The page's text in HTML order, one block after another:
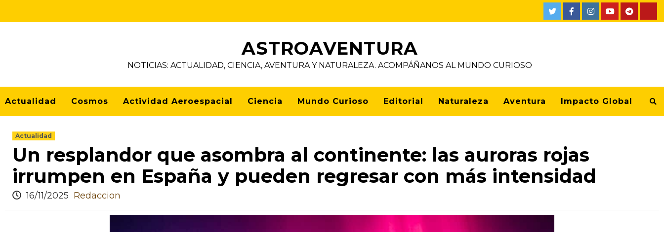
ASTROAVENTURA
NOTICIAS: ACTUALIDAD, CIENCIA, AVENTURA Y NATURALEZA. ACOMPÁÑANOS AL MUNDO CURIOSO
Actualidad Cosmos Actividad Aeroespacial Ciencia Mundo Curioso Editorial Naturaleza Aventura Impacto Global
Actualidad
Un resplandor que asombra al continente: las auroras rojas
irrumpen en España y pueden regresar con más intensidad
16/11/2025 Redaccion